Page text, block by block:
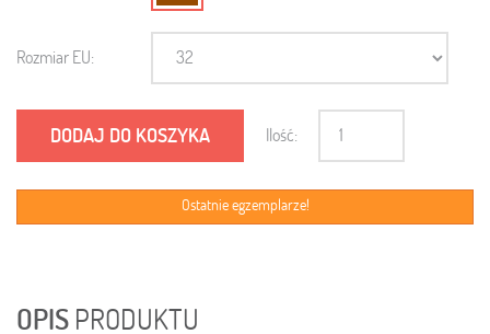
Rozmiar EU:
DODAJ DO KOSZYKA Ilość:
Ostatnie egzemplarze!
OPIS PRODUKTU